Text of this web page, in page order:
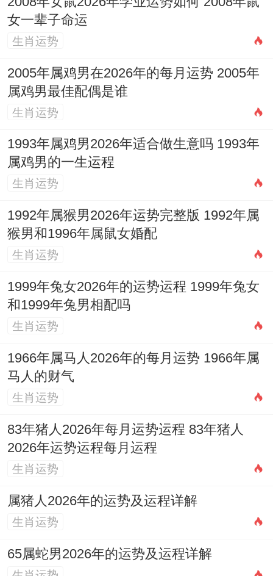
富而引发是非或健康问题，总体是机遇与风
险并存的一年考验的是对风险的把控技能 。
3.1 正财与偏财运势具体怎样？
正财：得益于事业上的奔波与付出。薪资收
入有望稳步增长，尤其是通过业绩，项目奖
金等方式，但过程辛苦，属于「劳有所
得」，偏财：机遇闪现，如股票，基金、短
期合伙项目等可能有意外收获，然而丙火偏
财坐午火旺地，如同烈火烹油，来得快也可
能去得快，切忌贪心，见好就收，不宜进行
大规模，长周期的风险投资。
3.2 有哪些需要重点防范的破财风险？
因官非、罚款破财：这是「伤官见官」在财
则，因健康破财：身体不适将造成不小的医
疗开支，冲动消费与投资失误：受火性作
掷千金。
投资决策易受市场火爆假象蒙蔽。需保持冷
【祥安阁聚宝皆财】摆件，稳固财源，增强
辛苦所得。
女一辈子命运
生肖运势
2005年属鸡男在2026年的每月运势 2005年
属鸡男最佳配偶是谁
生肖运势
1993年属鸡男2026年适合做生意吗 1993年
属鸡男的一生运程
生肖运势
1992年属猴男2026年运势完整版 1992年属
猴男和1996年属鼠女婚配
生肖运势
1999年兔女2026年的运势运程 1999年兔女
和1999年兔男相配吗
生肖运势
1966年属马人2026年的每月运势 1966年属
马人的财气
生肖运势
83年猪人2026年每月运势运程 83年猪人
2026年运势运程每月运程
生肖运势
属猪人2026年的运势及运程详解
生肖运势
65属蛇男2026年的运势及运程详解